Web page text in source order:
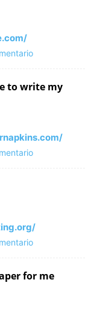
to write my
for me